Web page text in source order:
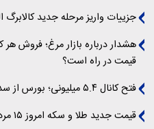
جزییات واریز مرحله جدید کالابرگ
قیمت در راه است؟
فتح کانال ۵.۴ میلیونی؛ بورس از سد مقاومت کلیدی عبور کرد
قیمت جدید طلا و سکه امروز ۱۵ مردادماه ۱۴۰۵